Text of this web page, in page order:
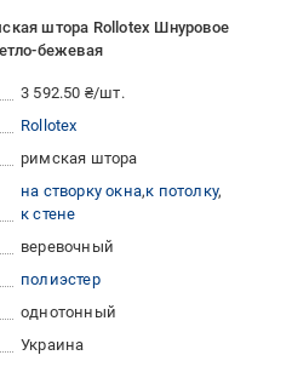
штора Rollotex Шнуровое
бежевая
3 592.50 ₴/шт.
Rollotex
римская штора
на створку окна к потолку
к стене
веревочный
полиэстер
однотонный
Украина